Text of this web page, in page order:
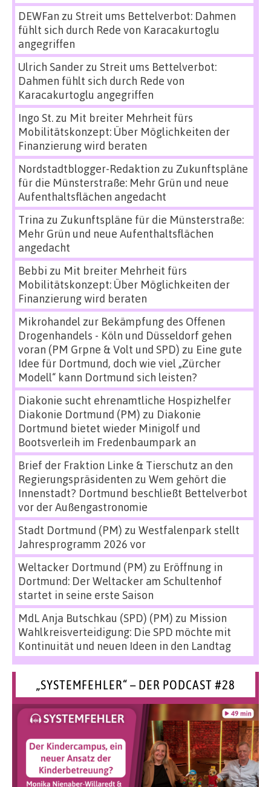
DEWFan zu Streit ums Bettelverbot: Dahmen
fühlt sich durch Rede von Karacakurtoglu
angegriffen
Ulrich Sanderzu Streit ums Bettelverbot:
Dahmen fühlt sich durch Rede von
Karacakurtoglu angegriffen
Ingo St.zu Mit breiter Mehrheit fürs
Mobilitätskonzept: Über Möglichkeiten der
Finanzierung wird beraten
Nordstadtblogger-Redaktion zu Zukunftspläne
für die Münsterstraße: Mehr Grün und neue
Aufenthaltsflächen angedacht
Trina zu Zukunftspläne für die Münsterstraße:
Mehr Grün und neue Aufenthaltsflächen
angedacht
Bebbi zu Mit breiter Mehrheit fürs
Mobilitätskonzept: Über Möglichkeiten der
Finanzierung wird beraten
Mikrohandel zur Bekämpfung des Offenen
Drogenhandels - Köln und Düsseldorf gehen
voran (PM Grpne & Volt und SPD) zu Eine gute
Idee für Dortmund, doch wie viel „Zürcher
Modell“ kann Dortmund sich leisten?
Diakonie sucht ehrenamtliche Hospizhelfer
Diakonie Dortmund (PM) zu Diakonie
Dortmund bietet wieder Minigolf und
Bootsverleih im Fredenbaumpark an
Brief der Fraktion Linke & Tierschutz an den
Regierungspräsidenten zu Wem gehört die
Innenstadt? Dortmund beschließt Bettelverbot
vor der Außengastronomie
Stadt Dortmund (PM) zu Westfalenpark stellt
Jahresprogramm 2026 vor
Weltacker Dortmund (PM) zu Eröffnung in
Dortmund: Der Weltacker am Schultenhof
startet in seine erste Saison
MdL Anja Butschkau (SPD) (PM) zu Mission
Wahlkreisverteidigung: Die SPD möchte mit
Kontinuität und neuen Ideen in den Landtag
„SYSTEMFEHLER“ – DER PODCAST #28